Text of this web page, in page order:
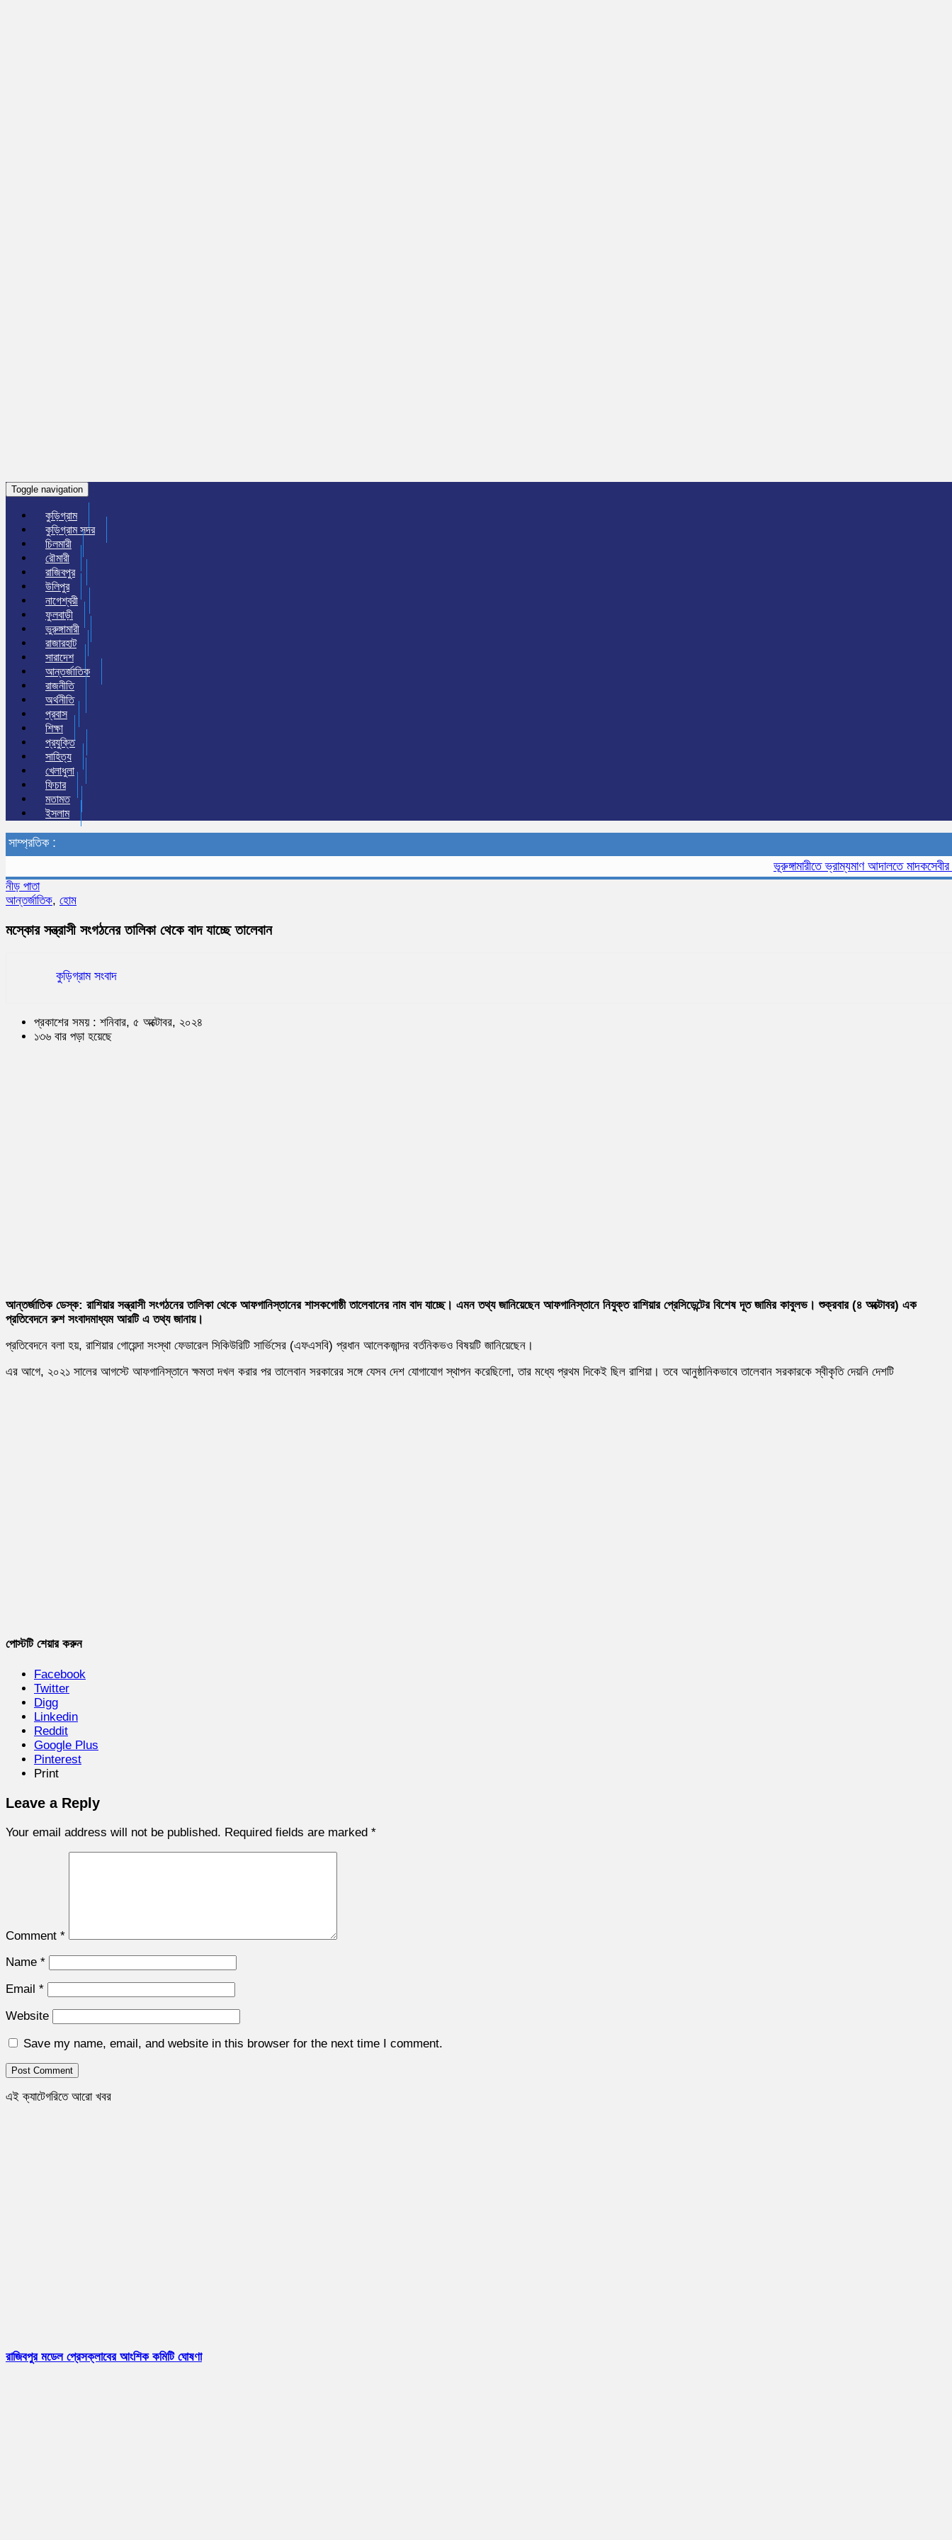
Toggle navigation
কুড়িগ্রাম
কুড়িগ্রাম সদর
চিলমারী
রৌমারী
রাজিবপুর
উলিপুর
নাগেশ্বরী
ফুলবাড়ী
ভুরুঙ্গামারী
রাজারহাট
সারাদেশ
আন্তর্জাতিক
রাজনীতি
অর্থনীতি
প্রবাস
শিক্ষা
প্রযুক্তি
সাহিত্য
খেলাধুলা
ফিচার
মতামত
ইসলাম
সাম্প্রতিক :
ভূরুঙ্গামারীতে ভ্রাম্যমাণ আদালতে মাদকসেবীর এক
নীড় পাতা
আন্তর্জাতিক, হোম
মস্কোর সন্ত্রাসী সংগঠনের তালিকা থেকে বাদ যাচ্ছে তালেবান
কুড়িগ্রাম সংবাদ
প্রকাশের সময় : শনিবার, ৫ অক্টোবর, ২০২৪
১৩৬ বার পড়া হয়েছে
আন্তর্জাতিক ডেস্ক: রাশিয়ার সন্ত্রাসী সংগঠনের তালিকা থেকে আফগানিস্তানের শাসকগোষ্ঠী তালেবানের নাম বাদ যাচ্ছে। এমন তথ্য জানিয়েছেন আফগানিস্তানে নিযুক্ত রাশিয়ার প্রেসিডেন্টের বিশেষ দূত জামির কাবুলভ। শুক্রবার (৪ অক্টোবর) এক
প্রতিবেদনে রুশ সংবাদমাধ্যম আরটি এ তথ্য জানায়।
প্রতিবেদনে বলা হয়, রাশিয়ার গোয়েন্দা সংস্থা ফেডারেল সিকিউরিটি সার্ভিসের (এফএসবি) প্রধান আলেকজান্দর বর্তনিকভও বিষয়টি জানিয়েছেন।
এর আগে, ২০২১ সালের আগস্টে আফগানিস্তানে ক্ষমতা দখল করার পর তালেবান সরকারের সঙ্গে যেসব দেশ যোগাযোগ স্থাপন করেছিলো, তার মধ্যে প্রথম দিকেই ছিল রাশিয়া। তবে আনুষ্ঠানিকভাবে তালেবান সরকারকে স্বীকৃতি দেয়নি দেশটি
পোস্টটি শেয়ার করুন
Facebook
Twitter
Digg
Linkedin
Reddit
Google Plus
Pinterest
Print
Leave a Reply
Your email address will not be published. Required fields are marked *
Comment *
Name *
Email *
Website
Save my name, email, and website in this browser for the next time I comment.
এই ক্যাটেগরিতে আরো খবর
রাজিবপুর মডেল প্রেসক্লাবের আংশিক কমিটি ঘোষণা